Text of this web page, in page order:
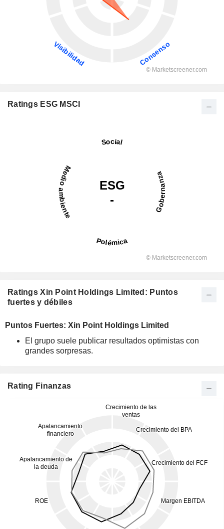
Ratings ESG MSCI
Ratings Xin Point Holdings Limited: Puntos
fuertes y débiles
Puntos Fuertes: Xin Point Holdings Limited
El grupo suele publicar resultados optimistas con
grandes sorpresas.
Rating Finanzas